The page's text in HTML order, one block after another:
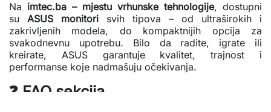
Na imtec.ba – mjestu vrhunske tehnologije, dostupni
su ASUS monitori svih tipova – od ultraširokih i
zakrivljenih modela, do kompaktnijih opcija za
svakodnevnu upotrebu. Bilo da radite, igrate ili
kreirate, ASUS garantuje kvalitet, trajnost i
performanse koje nadmašuju očekivanja.
❓ FAQ sekcija